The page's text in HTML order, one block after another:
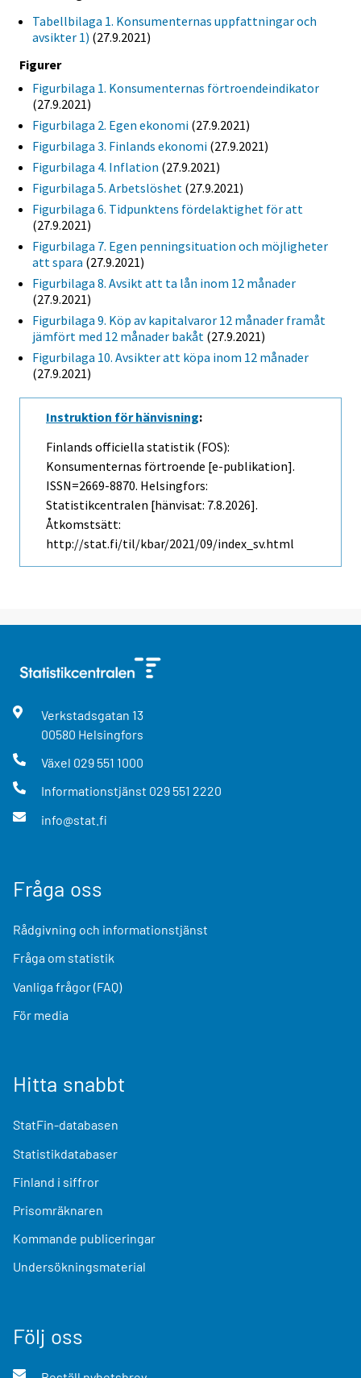
Tabellbilaga 1. Konsumenternas uppfattningar och
avsikter 1) (27.9.2021)
Figurer
Figurbilaga 1. Konsumenternas förtroendeindikator
(27.9.2021)
Figurbilaga 2. Egen ekonomi (27.9.2021)
Figurbilaga 3. Finlands ekonomi (27.9.2021)
Figurbilaga 4. Inflation (27.9.2021)
Figurbilaga 5. Arbetslöshet (27.9.2021)
Figurbilaga 6. Tidpunktens fördelaktighet för att
(27.9.2021)
Figurbilaga 7. Egen penningsituation och möjligheter
att spara (27.9.2021)
Figurbilaga 8. Avsikt att ta lån inom 12 månader
(27.9.2021)
Figurbilaga 9. Köp av kapitalvaror 12 månader framåt
jämfört med 12 månader bakåt (27.9.2021)
Figurbilaga 10. Avsikter att köpa inom 12 månader
(27.9.2021)
Instruktion för hänvisning:
Finlands officiella statistik (FOS):
Konsumenternas förtroende [e-publikation].
ISSN=2669-8870. Helsingfors:
Statistikcentralen [hänvisat: 7.8.2026].
Åtkomstsätt:
http://stat.fi/til/kbar/2021/09/index_sv.html
Verkstadsgatan 13
00580 Helsingfors
Växel 029 551 1000
Informationstjänst 029 551 2220
info@stat.fi
Fråga oss
Rådgivning och informationstjänst
Fråga om statistik
Vanliga frågor (FAQ)
För media
Hitta snabbt
StatFin-databasen
Statistikdatabaser
Finland i siffror
Prisomräknaren
Kommande publiceringar
Undersökningsmaterial
Följ oss